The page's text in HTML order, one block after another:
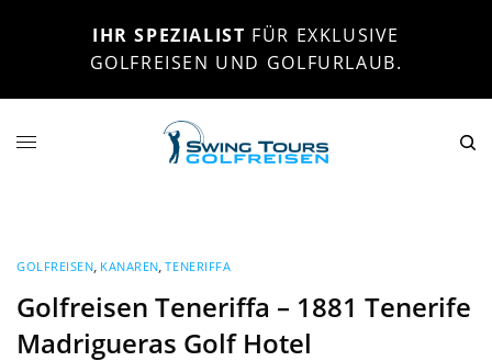
IHR SPEZIALIST FÜR EXKLUSIVE
GOLFREISEN UND GOLFURLAUB.
GOLFREISEN, KANAREN, TENERIFFA
Golfreisen Teneriffa – 1881 Tenerife
Madrigueras Golf Hotel